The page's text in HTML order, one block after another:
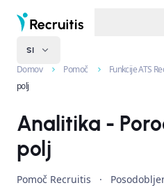
SI
Domov Pomoč Funkcije ATS
polj
Analitika -
polj
Pomoč Recruitis ·